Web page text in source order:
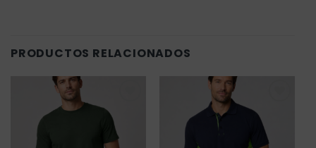
PRODUCTOS RELACIONADOS
Añadir
lista de
deseos
lista de
deseos